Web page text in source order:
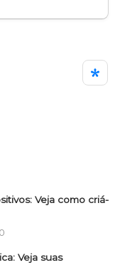
Veja como criá-
Veja suas